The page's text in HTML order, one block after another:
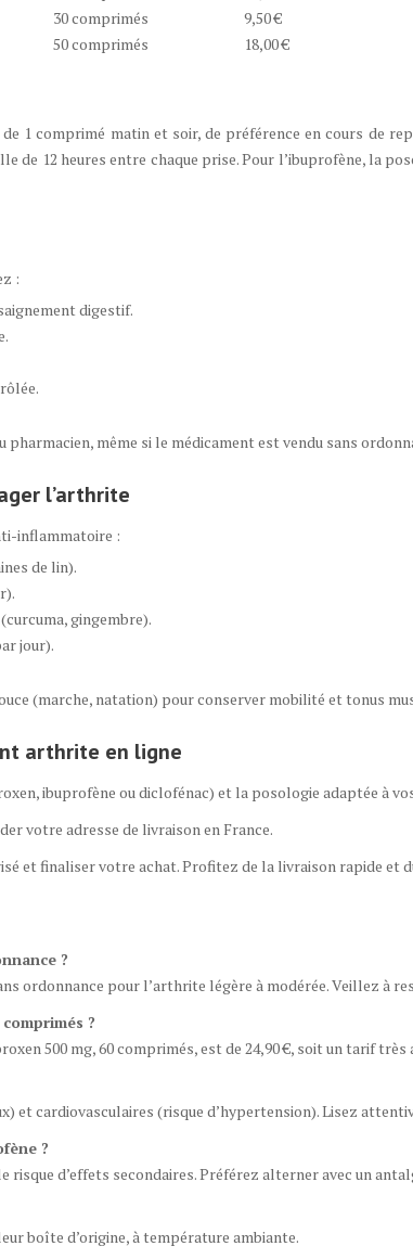
30 comprimés 9,50 €
50 comprimés 18,00 €
1 comprimé matin et soir, de préférence en cours de
de 12 heures entre chaque prise. Pour l’ibuprofène, la
:
digestif.
même si le médicament est vendu sans
l’arthrite
inflammatoire :
de lin).
gingembre).
jour).
(marche, natation) pour conserver mobilité et tonus
arthrite en ligne
ibuprofène ou diclofénac) et la posologie adaptée à
votre adresse de livraison en France.
et finaliser votre achat. Profitez de la livraison rapide et
?
ordonnance pour l’arthrite légère à modérée. Veillez à
?
500 mg, 60 comprimés, est de 24,90 €, soit un tarif très
et cardiovasculaires (risque d’hypertension). Lisez
?
risque d’effets secondaires. Préférez alterner avec un
boîte d’origine, à température ambiante.